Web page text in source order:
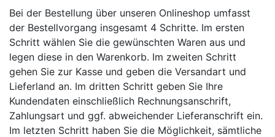
Bei der Bestellung über unseren Onlineshop umfasst
der Bestellvorgang insgesamt 4 Schritte. Im ersten
Schritt wählen Sie die gewünschten Waren aus und
legen diese in den Warenkorb. Im zweiten Schritt
gehen Sie zur Kasse und geben die Versandart und
Lieferland an. Im dritten Schritt geben Sie Ihre
Kundendaten einschließlich Rechnungsanschrift,
Zahlungsart und ggf. abweichender Lieferanschrift ein.
Im letzten Schritt haben Sie die Möglichkeit, sämtliche